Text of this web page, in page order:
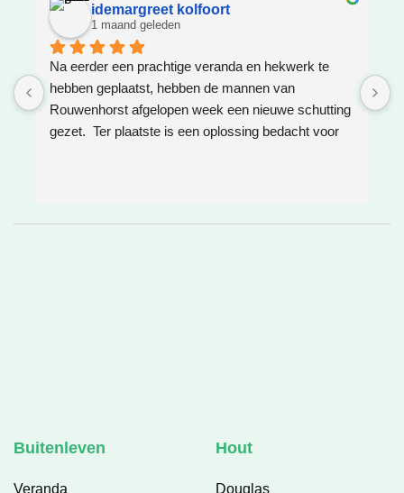
idemargreet kolfoort
1 maand geleden
Na eerder een prachtige veranda en hekwerk te
hebben geplaatst, hebben de mannen van
Rouwenhorst afgelopen week een nieuwe schutting
gezet.  Ter plaatste is een oplossing bedacht voor
Buitenleven
Veranda
Hout
Douglas